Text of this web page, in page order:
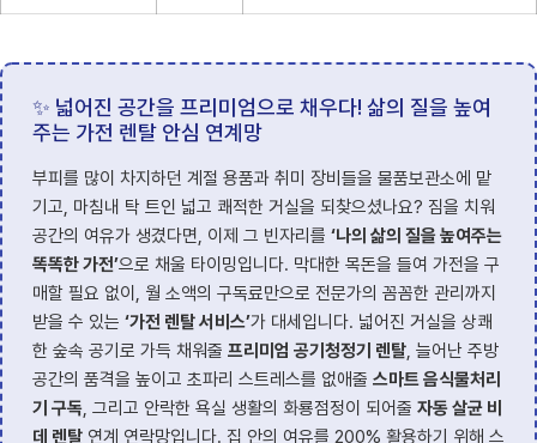
✨ 넓어진 공간을 프리미엄으로 채우다! 삶의 질을 높여
주는 가전 렌탈 안심 연계망
부피를 많이 차지하던 계절 용품과 취미 장비들을 물품보관소에 맡
기고, 마침내 탁 트인 넓고 쾌적한 거실을 되찾으셨나요? 짐을 치워
공간의 여유가 생겼다면, 이제 그 빈자리를 ‘나의 삶의 질을 높여주는
똑똑한 가전’으로 채울 타이밍입니다. 막대한 목돈을 들여 가전을 구
매할 필요 없이, 월 소액의 구독료만으로 전문가의 꼼꼼한 관리까지
받을 수 있는 ‘가전 렌탈 서비스’가 대세입니다. 넓어진 거실을 상쾌
한 숲속 공기로 가득 채워줄 프리미엄 공기청정기 렌탈 , 늘어난 주방
공간의 품격을 높이고 초파리 스트레스를 없애줄 스마트 음식물처리
기 구독 , 그리고 안락한 욕실 생활의 화룡점정이 되어줄 자동 살균 비
데 렌탈 연계 연락망입니다. 집 안의 여유를 200% 활용하기 위해 스